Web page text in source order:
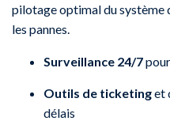
pilotage optimal du système
les pannes.
Surveillance 24/7
Outils de ticketinget
délais